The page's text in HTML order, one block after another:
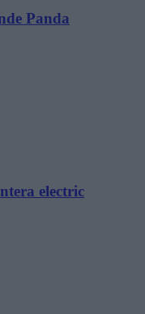
Panda
electric